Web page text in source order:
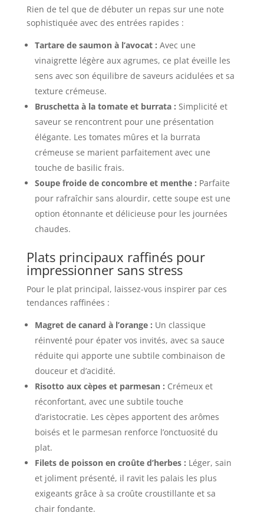
Rien de tel que de débuter un repas sur une note
sophistiquée avec des entrées rapides :
Tartare de saumon à l’avocat : Avec une
vinaigrette légère aux agrumes, ce plat éveille les
sens avec son équilibre de saveurs acidulées et sa
texture crémeuse.
Bruschetta à la tomate et burrata : Simplicité et
saveur se rencontrent pour une présentation
élégante. Les tomates mûres et la burrata
crémeuse se marient parfaitement avec une
touche de basilic frais.
Soupe froide de concombre et menthe : Parfaite
pour rafraîchir sans alourdir, cette soupe est une
option étonnante et délicieuse pour les journées
chaudes.
Plats principaux raffinés pour
impressionner sans stress
Pour le plat principal, laissez-vous inspirer par ces
tendances raffinées :
Magret de canard à l’orange : Un classique
réinventé pour épater vos invités, avec sa sauce
réduite qui apporte une subtile combinaison de
douceur et d’acidité.
Risotto aux cèpes et parmesan : Crémeux et
réconfortant, avec une subtile touche
d’aristocratie. Les cèpes apportent des arômes
boisés et le parmesan renforce l’onctuosité du
plat.
Filets de poisson en croûte d’herbes : Léger, sain
et joliment présenté, il ravit les palais les plus
exigeants grâce à sa croûte croustillante et sa
chair fondante.